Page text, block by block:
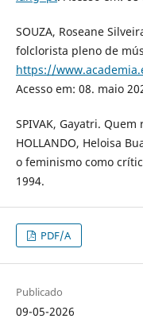
SOUZA, Roseane
folclorista pleno de
https://
Acesso em: 08. maio
SPIVAK, Gayatri.
HOLLANDO, Heloisa
o feminismo como
1994.
PDF/A
Publicado
09-05-2026